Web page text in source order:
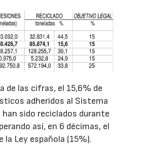
de las cifras, el 15,6% de
adheridos al Sistema
han sido reciclados durante
así, en 6 décimas, el
la Ley española (15%).